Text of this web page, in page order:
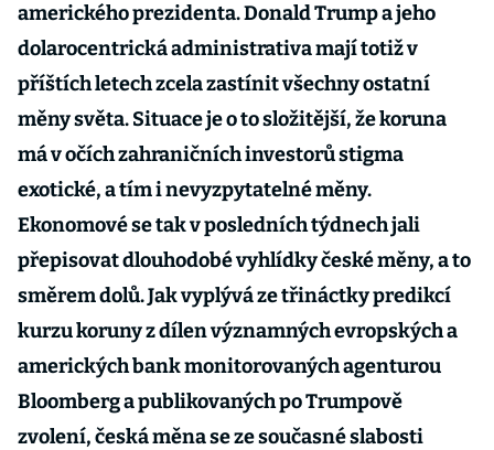
amerického prezidenta. Donald Trump a jeho
dolarocentrická administrativa mají totiž v
příštích letech zcela zastínit všechny ostatní
měny světa. Situace je o to složitější, že koruna
má v očích zahraničních investorů stigma
exotické, a tím i nevyzpytatelné měny.
Ekonomové se tak v posledních týdnech jali
přepisovat dlouhodobé vyhlídky české měny, a to
směrem dolů. Jak vyplývá ze třináctky predikcí
kurzu koruny z dílen významných evropských a
amerických bank monitorovaných agenturou
Bloomberg a publikovaných po Trumpově
zvolení, česká měna se ze současné slabosti